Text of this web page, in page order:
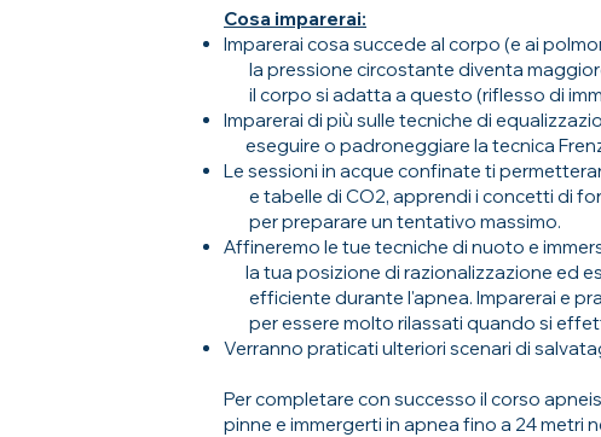
Cosa imparerai:
Imparerai cosa succede al corpo (e ai
la pressione circostante diventa
il corpo si adatta a questo (riflesso di
Imparerai di più sulle tecniche di
eseguire o padroneggiare la tecnica
Le sessioni in acque confinate ti
e tabelle di CO2, apprendi i concetti di
per preparare un tentativo massimo.
Affineremo le tue tecniche di nuoto e
la tua posizione di razionalizzazione ed
efficiente durante l'apnea. Imparerai e
per essere molto rilassati quando si
Verranno praticati ulteriori scenari di
Per completare con successo il corso
pinne e immergerti in apnea fino a 24 metri